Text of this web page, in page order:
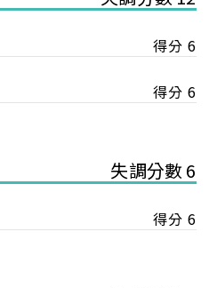
得分 6
得分 6
失調分數 6
得分 6